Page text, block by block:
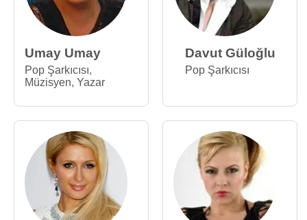
Umay Umay
Pop Şarkıcısı,
Müzisyen, Yazar
Davut Güloğlu
Pop Şarkıcısı